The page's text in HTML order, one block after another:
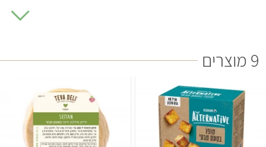
, שאפשר להכין איתו כמעט כל
של גיבון, והוא בעל מרקם נוזלי וקטיפתי.
בעיקר בחנויות טבע. בניגוד לשאר סוגי הטופו, הוא לא מתאים
להכנת תחליפי בשר, אלא למתכוני קינוחים, מקושקשת, מרקים,
רטבים וגבינות.
למתכונים עם טופו
9 מוצרים